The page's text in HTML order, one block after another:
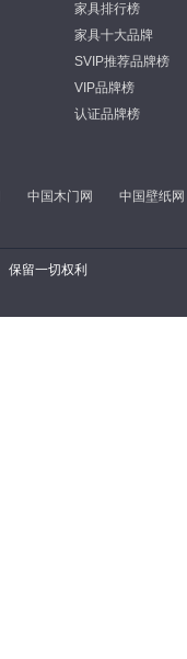
家具排行榜
家具十大品牌
SVIP推荐品牌榜
VIP品牌榜
认证品牌榜
中国木门网
中国壁纸网
保留一切权利